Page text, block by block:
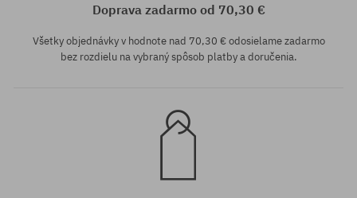
Doprava zadarmo od 70,30 €
Všetky objednávky v hodnote nad 70,30 € odosielame zadarmo
bez rozdielu na vybraný spôsob platby a doručenia.